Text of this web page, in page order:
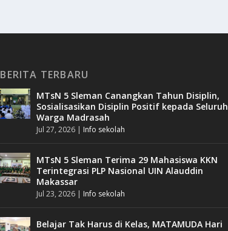
BERITA TERBARU
MTsN 5 Sleman Canangkan Tahun Disiplin,
Sosialisasikan Disiplin Positif kepada Seluruh
Warga Madrasah
Jul 27, 2026 | Info sekolah
MTsN 5 Sleman Terima 29 Mahasiswa KKN
Terintegrasi PLP Nasional UIN Alauddin
Makassar
Jul 23, 2026 | Info sekolah
Belajar Tak Harus di Kelas, MATAMUDA Hari